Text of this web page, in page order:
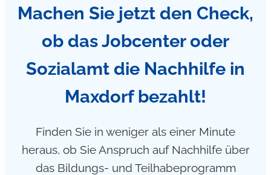
Machen Sie jetzt den Check,
ob das Jobcenter oder
Sozialamt die Nachhilfe in
Maxdorf bezahlt!
Finden Sie in weniger als einer Minute
heraus, ob Sie Anspruch auf Nachhilfe über
das Bildungs- und Teilhabeprogramm